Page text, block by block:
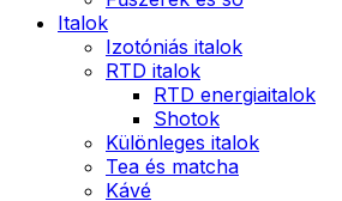
Italok
Izotóniás italok
RTD italok
RTD energiaitalok
Shotok
Különleges italok
Tea és matcha
Kávé